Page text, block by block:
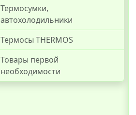
Термосумки,
автохолодильники
Термосы THERMOS
Товары первой
необходимости